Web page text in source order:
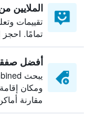
الملايين
تقييمات
تمامًا. احجز
أفضل
ومكان
مقارنة